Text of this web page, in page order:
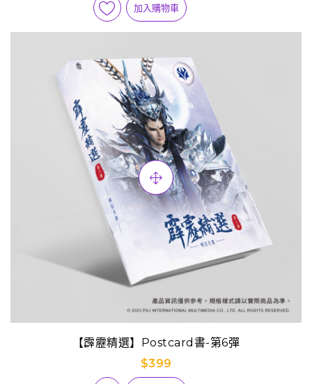
加入購物車
【霹靂精選】Postcard書-第6彈
$399